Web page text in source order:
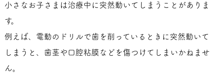
小さなお子さまは治療中に突然動いてしまうことがありま
す。
例えば、電動のドリルで歯を削っているときに突然動いて
しまうと、歯茎や口腔粘膜などを傷つけてしまいかねませ
ん。